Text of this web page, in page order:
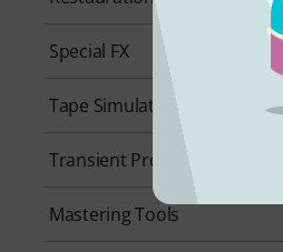
Special FX
Tape Simulation
Transient Processing
Mastering Tools